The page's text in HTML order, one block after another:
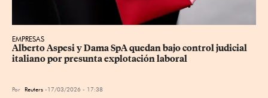
EMPRESAS
Alberto Aspesi y Dama SpA quedan bajo control judicial
italiano por presunta explotación laboral
Por Reuters 17/03/2026 - 17:38